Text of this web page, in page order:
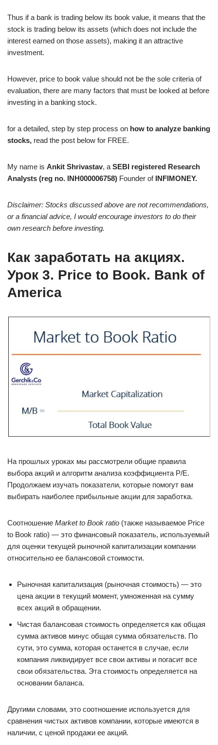
Thus if a bank is trading below its book value, it means that the
stock is trading below its assets (which does not include the
interest earned on those assets), making it an attractive
investment.
However, price to book value should not be the sole criteria of
evaluation, there are many factors that must be looked at before
investing in a banking stock.
for a detailed, step by step process on how to analyze banking
stocks, read the post below for FREE.
My name is Ankit Shrivastav, a SEBI registered Research
Analysts (reg no. INH000006758) Founder of INFIMONEY.
Disclaimer: Stocks discussed above are not recommendations,
or a financial advice, I would encourage investors to do their
own research before investing.
Как заработать на акциях.
Урок 3. Price to Book. Bank of
America
На прошлых уроках мы рассмотрели общие правила
выбора акций и алгоритм анализа коэффициента P/E.
Продолжаем изучать показатели, которые помогут вам
выбирать наиболее прибыльные акции для заработка.
Соотношение Market to Book ratio (также называемое Price
to Book ratio) — это финансовый показатель, используемый
для оценки текущей рыночной капитализации компании
относительно ее балансовой стоимости.
Рыночная капитализация (рыночная стоимость) — это
цена акции в текущий момент, умноженная на сумму
всех акций в обращении.
Чистая балансовая стоимость определяется как общая
сумма активов минус общая сумма обязательств. По
сути, это сумма, которая останется в случае, если
компания ликвидирует все свои активы и погасит все
свои обязательства. Эта стоимость определяется на
основании баланса.
Другими словами, это соотношение используется для
сравнения чистых активов компании, которые имеются в
наличии, с ценой продажи ее акций.